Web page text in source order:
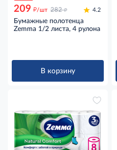
209 д/шт 282 д 4.2
Бумажные полотенца
Zemma 1/2 листа, 4 рулона
В корзину